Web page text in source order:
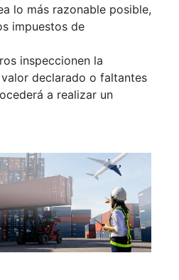
lo más razonable posible,
impuestos de
inspeccionen la
declarado o faltantes
a realizar un